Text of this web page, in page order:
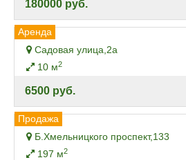
180000 руб.
Аренда
Садовая улица,2а
10 м2
6500 руб.
Продажа
Б.Хмельницкого проспект,133
197 м2